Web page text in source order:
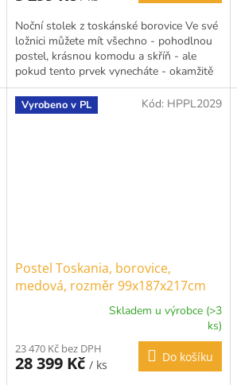
Noční stolek z toskánské borovice Ve své
ložnici můžete mít všechno - pohodlnou
postel, krásnou komodu a skříň - ale
pokud tento prvek vynecháte - okamžitě
vám bude chybět....
Vyrobeno v PL
Postel Toskania, borovice,
medová, rozměr 99x187x217cm
produktu
je
Skladem u výrobce (>3
ks)
23 470 Kč bez DPH
28 399 Kč / ks
Do košíku
Kód: HPPL2029